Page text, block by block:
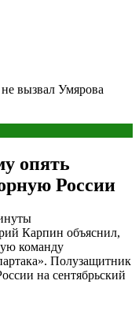
вызвал Умярова
опять
России
Карпин объяснил,
команду
Полузащитник
на сентябрьский